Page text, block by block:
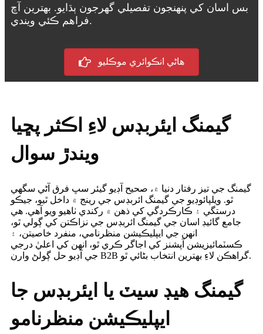
بس اسان کي پنهنجون تفصيلي گهرجون ٻڌايو. بهترين آڇ
فراهم ڪئي ويندي.
هاڻي انڪوائري موڪليو
گيمنگ ايئربڊس لاءِ اڪثر پڇيا
ويندڙ سوال
گيمنگ جي تيز رفتار دنيا ۾، صحيح آڊيو گيئر سڀ فرق آڻي سگهي
ٿو. ويلپائوڊيو جي گيمنگ ائربڊس جي رينج ۾ داخل ٿيو، جيڪو
درستگي ۽ ڪارڪردگي کي ذهن ۾ رکندي ٺاهيو ويو آهي. هي
جامع گائيڊ اسان جي گيمنگ ائربڊس جي نزاڪتن کي ڳولي ٿو،
انهن جي ايپليڪيشن منظرنامي، منفرد خاصيتن، ۽
ڪسٽمائيزيشن آپشنز کي اجاگر ڪري ٿو، انهن کي اعليٰ درجي
جي آڊيو حل ڳولڻ وارن B2B گراهڪن لاءِ بهترين انتخاب بڻائي ٿو.
گيمنگ هيڊ سيٽ يا ايئربڊس جا
ايپليڪيشن منظرنامو